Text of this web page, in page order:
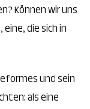
Können wir uns
die sich in
und sein
als eine